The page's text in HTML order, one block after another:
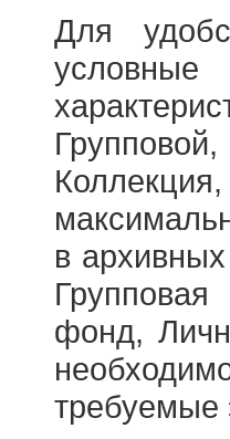
Для
в
фонд,
требуемые